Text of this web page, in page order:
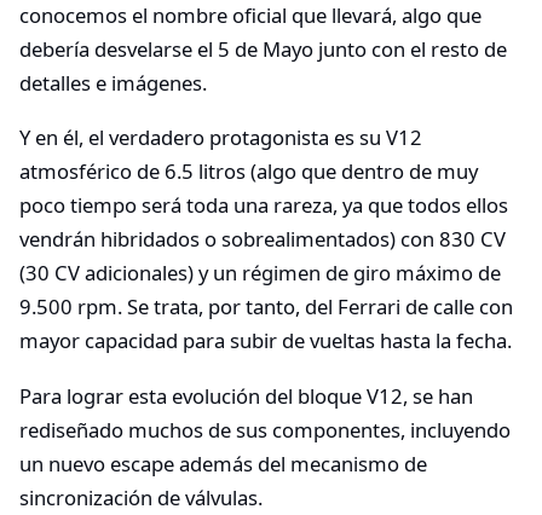
conocemos el nombre oficial que llevará, algo que
debería desvelarse el 5 de Mayo junto con el resto de
detalles e imágenes.
Y en él, el verdadero protagonista es su V12
atmosférico de 6.5 litros (algo que dentro de muy
poco tiempo será toda una rareza, ya que todos ellos
vendrán hibridados o sobrealimentados) con 830 CV
(30 CV adicionales) y un régimen de giro máximo de
9.500 rpm. Se trata, por tanto, del Ferrari de calle con
mayor capacidad para subir de vueltas hasta la fecha.
Para lograr esta evolución del bloque V12, se han
rediseñado muchos de sus componentes, incluyendo
un nuevo escape además del mecanismo de
sincronización de válvulas.